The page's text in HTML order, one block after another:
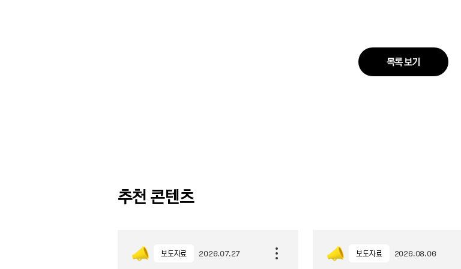
목록 보기
추천 콘텐츠
보도자료 2026.07.27 보도자료 2026.08.06